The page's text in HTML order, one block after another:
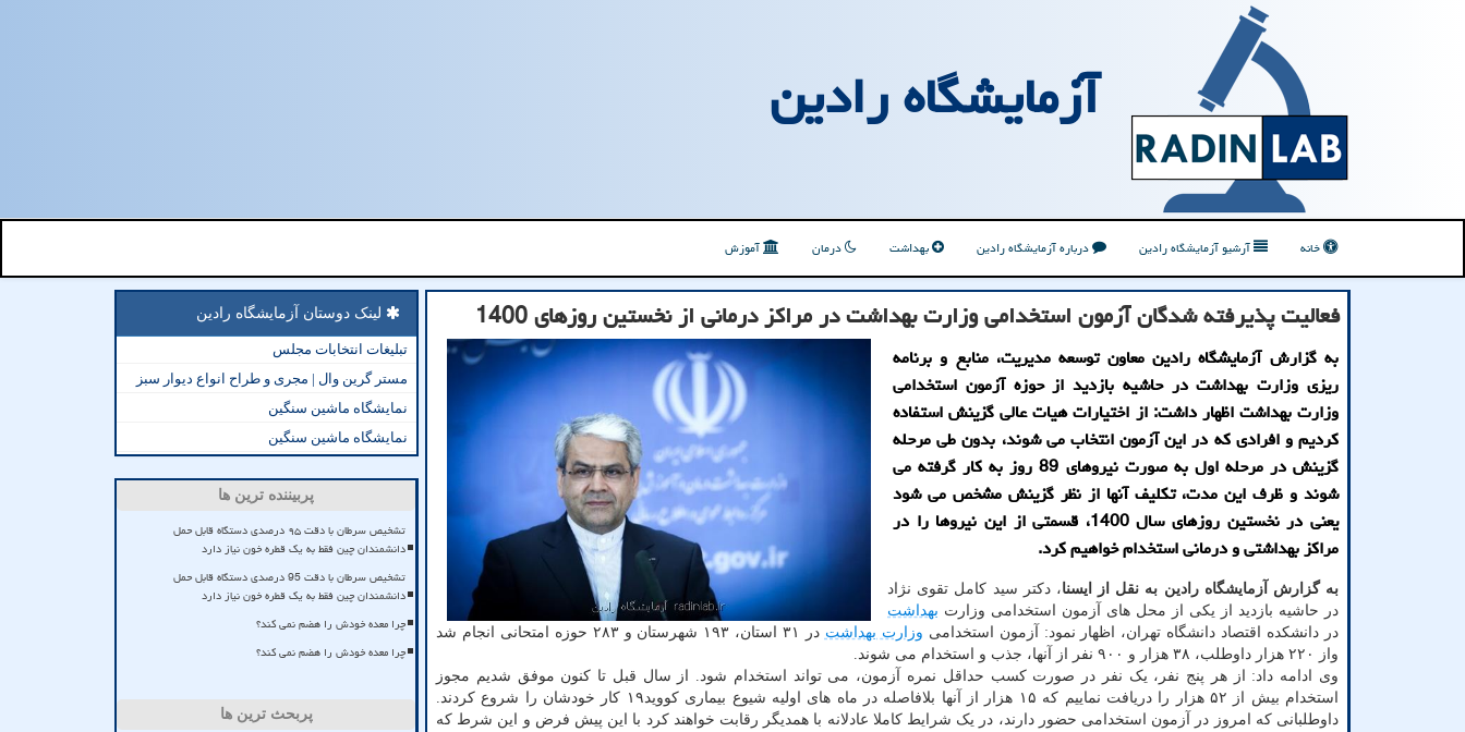
آزمایشگاه رادین
خانه آرشیو آزمایشگاه رادین درباره آزمایشگاه رادین بهداشت درمان آموزش
فعالیت پذیرفته شدگان آزمون استخدامی وزارت بهداشت در مراكز درمانی از نخستین روزهای 1400
به گزارش آزمایشگاه رادین معاون توسعه مدیریت، منابع و برنامه
ریزی وزارت بهداشت در حاشیه بازدید از حوزه آزمون استخدامی
وزارت بهداشت اظهار داشت: از اختیارات هیات عالی گزینش استفاده
کردیم و افرادی که در این آزمون انتخاب می شوند، بدون طی مرحله
گزینش در مرحله اول به صورت نیروهای 89 روز به کار گرفته می
شوند و ظرف این مدت، تکلیف آنها از نظر گزینش مشخص می شود
یعنی در نخستین روزهای سال 1400، قسمتی از این نیروها را در
مراکز بهداشتی و درمانی استخدام خواهیم کرد.
به گزارش آزمایشگاه رادین به نقل از ایسنا، دکتر سید کامل تقوی نژاد
در حاشیه بازدید از یکی از محل های آزمون استخدامی وزارت بهداشت
در دانشکده اقتصاد دانشگاه تهران، اظهار نمود: آزمون استخدامی وزارت بهداشت
در ۳۱ استان، ۱۹۳ شهرستان و ۲۸۳ حوزه امتحانی انجام شد
واز ۲۲۰ هزار داوطلب، ۳۸ هزار و ۹۰۰ نفر از آنها، جذب و استخدام می شوند.
وی ادامه داد: از هر پنج نفر، یک نفر در صورت کسب حداقل نمره آزمون، می تواند استخدام شود. از سال قبل تا کنون موفق شدیم مجوز
استخدام بیش از ۵۲ هزار را دریافت نماییم که ۱۵ هزار از آنها بلافاصله در ماه های اولیه شیوع بیماری کووید۱۹ کار خودشان را شروع کردند.
داوطلبانی که امروز در آزمون استخدامی حضور دارند، در یک شرایط کاملا عادلانه با همدیگر رقابت خواهند کرد با این پیش فرض و این شرط که
لینک دوستان آزمایشگاه رادین
تبلیغات انتخابات مجلس
مستر گرین وال | مجری و طراح انواع دیوار سبز
نمایشگاه ماشین سنگین
نمایشگاه ماشین سنگین
پربیننده ترین ها
تشخیص سرطان با دقت ۹۵ درصدی دستگاه قابل حمل
دانشمندان چین فقط به یک قطره خون نیاز دارد
تشخیص سرطان با دقت 95 درصدی دستگاه قابل حمل
دانشمندان چین فقط به یک قطره خون نیاز دارد
چرا معده خودش را هضم نمی کند؟
چرا معده خودش را هضم نمی کند؟
پربحث ترین ها